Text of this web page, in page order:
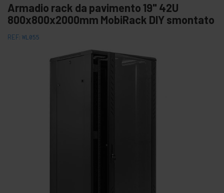
Armadio rack da pavimento 19" 42U
800x800x2000mm MobiRack DIY smontato
REF: WL055